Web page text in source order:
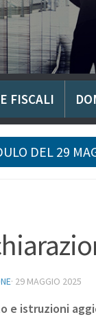
FISCALI
DEL 29
· 29 MAGGIO 2025
e istruzioni